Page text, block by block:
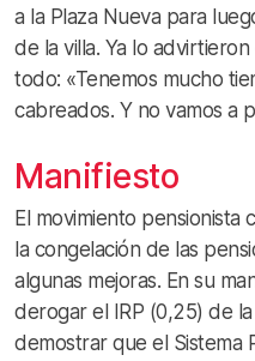
a la Plaza Nueva para
de la villa. Ya lo
todo: «Tenemos mucho
cabreados. Y no vamos a
Manifiesto
El movimiento pensionista
la congelación de las
algunas mejoras. En su
derogar el IRP (0,25) de
demostrar que el Sistema